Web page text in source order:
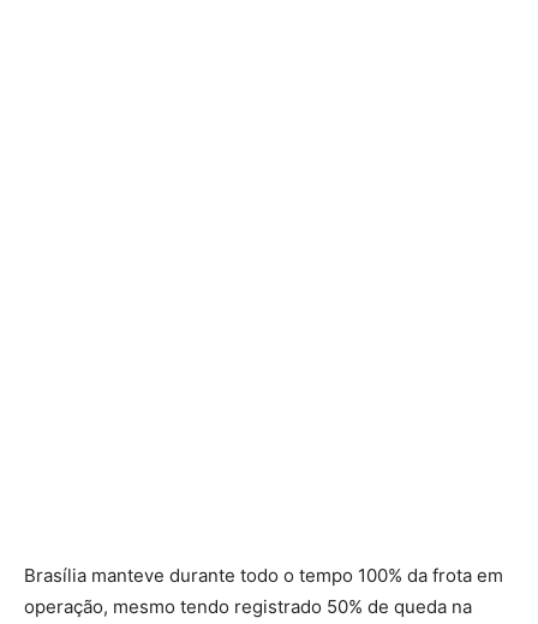
Brasília manteve durante todo o tempo 100% da frota em
operação, mesmo tendo registrado 50% de queda na